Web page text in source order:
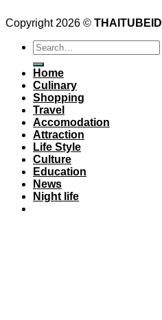
Copyright 2026 © THAITUBEID
Home
Culinary
Shopping
Travel
Accomodation
Attraction
Life Style
Culture
Education
News
Night life